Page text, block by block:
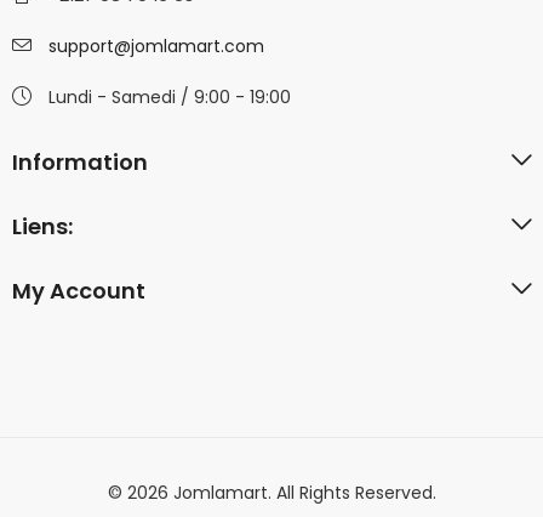
support@jomlamart.com
Lundi - Samedi / 9:00 - 19:00
Information
Liens:
My Account
© 2026 Jomlamart. All Rights Reserved.